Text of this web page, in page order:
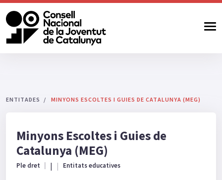
ENTITADES MINYONS ESCOLTES I GUIES DE CATALUNYA (MEG)
Minyons Escoltes i Guies de
Catalunya (MEG)
Ple dret | Entitats educatives